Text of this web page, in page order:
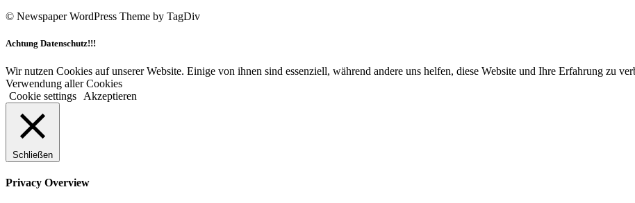
© Newspaper WordPress Theme by TagDiv
Achtung Datenschutz!!!
Wir nutzen Cookies auf unserer Website. Einige von ihnen sind essenziell, während andere uns helfen, diese Website und Ihre Erfahrung zu
Verwendung aller Cookies
Cookie settings
Akzeptieren
Schließen
Privacy Overview